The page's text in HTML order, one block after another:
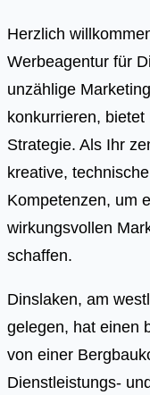
Herzlich
Werbeagentur für
unzählige
konkurrieren,
Strategie. Als Ihr
kreative,
Kompetenzen, um
wirkungsvollen
schaffen.
Dinslaken, am
gelegen, hat einen
von einer
Dienstleistungs-